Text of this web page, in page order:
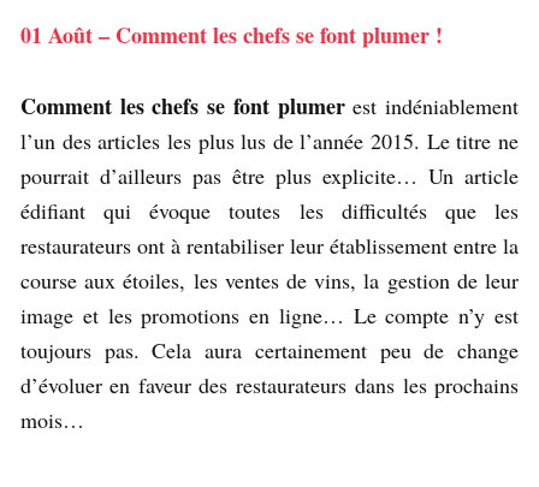
01 Août – Comment les chefs se font plumer !
Comment les chefs se font plumerest indéniablement
l’un des articles les plus lus de l’année 2015. Le titre ne
pourrait d’ailleurs pas être plus explicite… Un article
édifiant qui évoque toutes les difficultés que les
restaurateurs ont à rentabiliser leur établissement entre la
course aux étoiles, les ventes de vins, la gestion de leur
image et les promotions en ligne… Le compte n’y est
toujours pas. Cela aura certainement peu de change
d’évoluer en faveur des restaurateurs dans les prochains
mois…